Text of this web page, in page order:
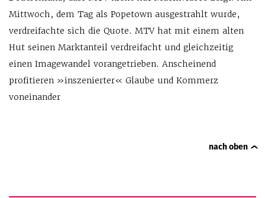
Mittwoch, dem Tag als Popetown ausgestrahlt wurde,
verdreifachte sich die Quote. MTV hat mit einem alten
Hut seinen Marktanteil verdreifacht und gleichzeitig
einen Imagewandel vorangetrieben. Anscheinend
profitieren »inszenierter« Glaube und Kommerz
voneinander
nach oben